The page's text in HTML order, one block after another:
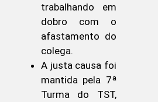
trabalhando em
dobro com o
afastamento do
colega.
A justa causa foi
mantida pela 7ª
Turma do TST,